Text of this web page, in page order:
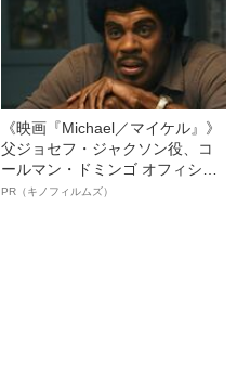
《映画『Michael／マイケル』》
父ジョセフ・ジャクソン役、コ
ールマン・ドミンゴ オフィシャ
ルインタビュー“観客を魅了した
PR（キノフィルムズ）